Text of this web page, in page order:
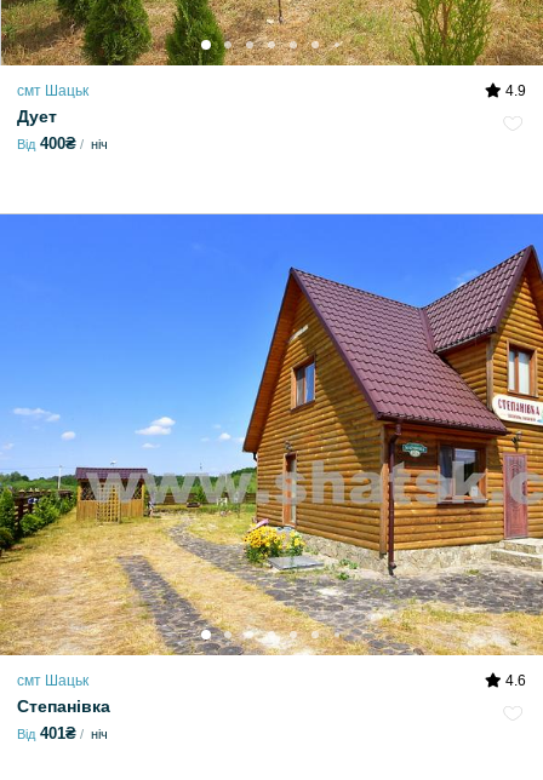
смт Шацьк 4.9
Дует
Від 400₴ ніч
смт Шацьк 4.6
Степанівка
Від 401₴ ніч